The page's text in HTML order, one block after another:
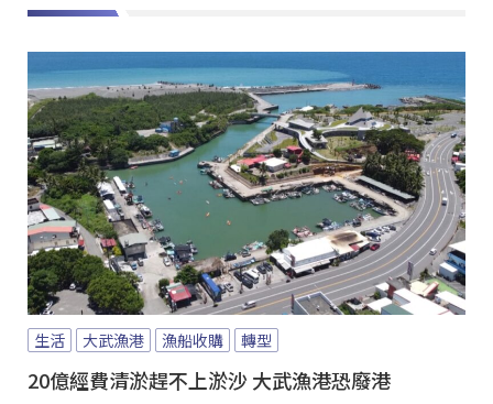
生活 大武漁港 漁船收購 轉型
20億經費清淤趕不上淤沙 大武漁港恐廢港